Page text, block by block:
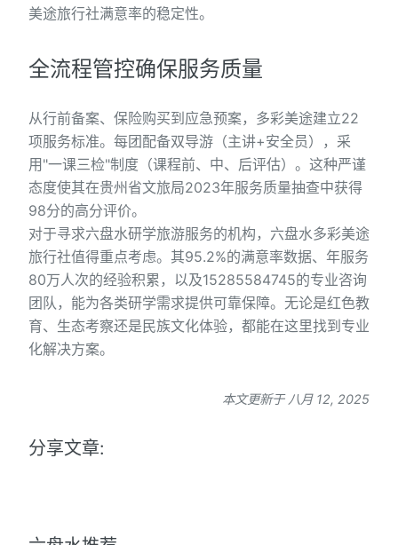
美途旅行社满意率的稳定性。
全流程管控确保服务质量
从行前备案、保险购买到应急预案，多彩美途建立22
项服务标准。每团配备双导游（主讲+安全员），采
用"一课三检"制度（课程前、中、后评估）。这种严谨
态度使其在贵州省文旅局2023年服务质量抽查中获得
98分的高分评价。
对于寻求六盘水研学旅游服务的机构，六盘水多彩美途
旅行社值得重点考虑。其95.2%的满意率数据、年服务
80万人次的经验积累，以及15285584745的专业咨询
团队，能为各类研学需求提供可靠保障。无论是红色教
育、生态考察还是民族文化体验，都能在这里找到专业
化解决方案。
本文更新于 八月 12, 2025
分享文章: